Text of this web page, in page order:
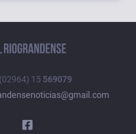
(02964) 15 569079